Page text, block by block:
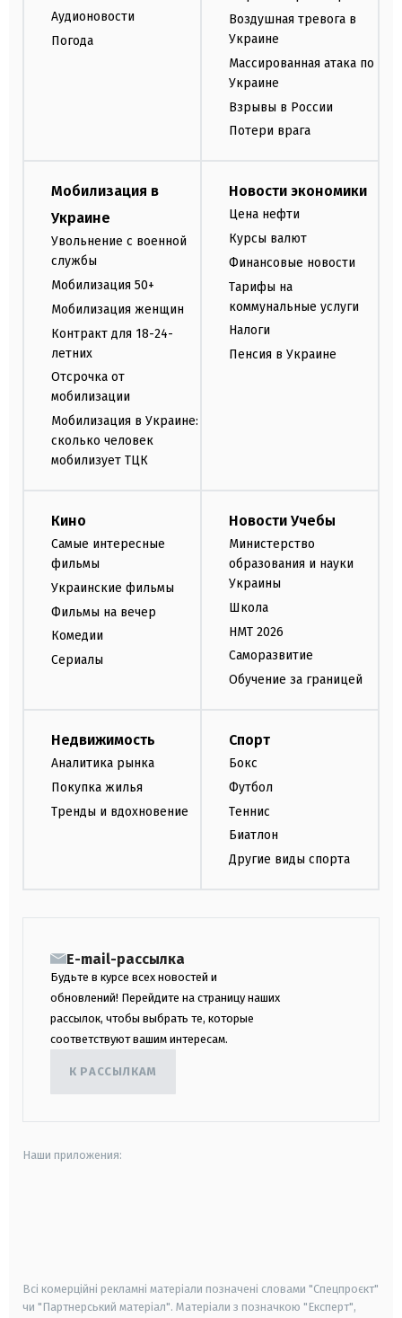
Аудионовости
Погода
Воздушная тревога в
Украине
Массированная атака по
Украине
Взрывы в России
Потери врага
Мобилизация в
Украине
Увольнение с военной
службы
Мобилизация 50+
Мобилизация женщин
Контракт для 18-24-
летних
Отсрочка от
мобилизации
Мобилизация в Украине:
сколько человек
мобилизует ТЦК
Новости экономики
Цена нефти
Курсы валют
Финансовые новости
Тарифы на
коммунальные услуги
Налоги
Пенсия в Украине
Кино
Самые интересные
фильмы
Украинские фильмы
Фильмы на вечер
Комедии
Сериалы
Новости Учебы
Министерство
образования и науки
Украины
Школа
НМТ 2026
Саморазвитие
Обучение за границей
Недвижимость
Аналитика рынка
Покупка жилья
Тренды и вдохновение
Спорт
Бокс
Футбол
Теннис
Биатлон
Другие виды спорта
E-mail-рассылка
Будьте в курсе всех новостей и
обновлений! Перейдите на страницу наших
рассылок, чтобы выбрать те, которые
соответствуют вашим интересам.
К РАССЫЛКАМ
Наши приложения:
Всі комерційні рекламні матеріали позначені словами "Спецпроєкт"
чи "Партнерський матеріал". Матеріали з позначкою "Експерт",